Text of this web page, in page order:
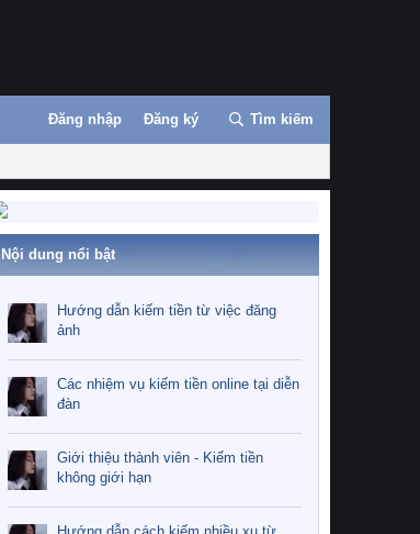
Đăng nhập Đăng ký Tìm kiếm
Nội dung nổi bật
Hướng dẫn kiếm tiền từ việc đăng
ảnh
Các nhiệm vụ kiếm tiền online tại diễn
đàn
Giới thiệu thành viên - Kiếm tiền
không giới hạn